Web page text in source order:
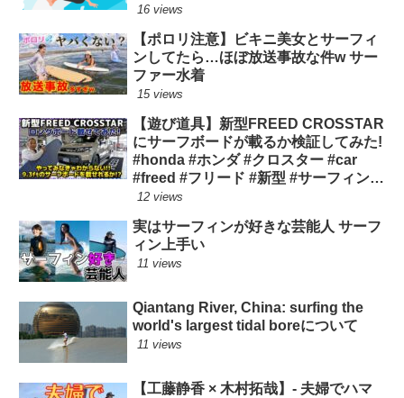
16 views
【ポロリ注意】ビキニ美女とサーフィ
ンしてたら…ほぼ放送事故な件w サー
ファー水着
15 views
【遊び道具】新型FREED CROSSTAR
にサーフボードが載るか検証してみた!
#honda #ホンダ #クロスター #car
#freed #フリード #新型 #サーフィン
ロングボード
12 views
実はサーフィンが好きな芸能人 サーフ
ィン上手い
11 views
Qiantang River, China: surfing the
world's largest tidal boreについて
11 views
【工藤静香 × 木村拓哉】- 夫婦でハマ